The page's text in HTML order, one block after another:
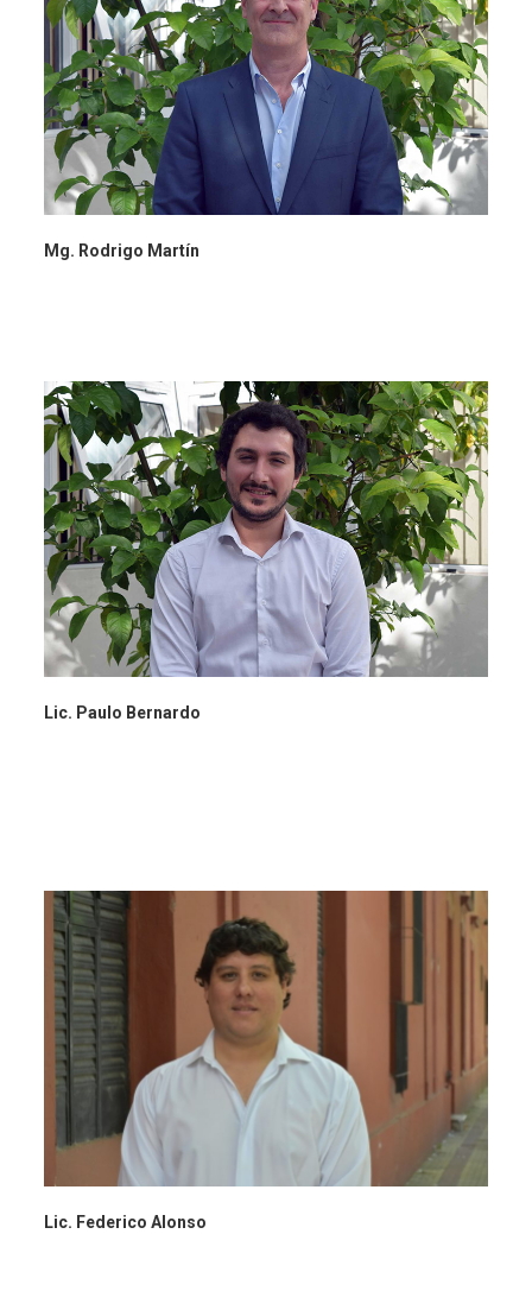
Mg. Rodrigo Martín
Lic. Paulo Bernardo
Lic. Federico Alonso